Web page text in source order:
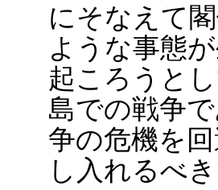
にそなえて
ような事態
起ころうと
島での戦争
争の危機を
し入れるべき